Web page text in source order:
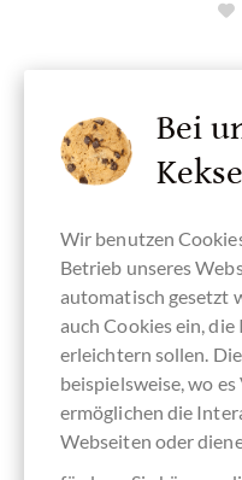
Bei
Wir benutzen
Betrieb unseres
automatisch gesetzt
auch Cookies ein,
erleichtern sollen.
beispielsweise, wo
ermöglichen die
Webseiten oder